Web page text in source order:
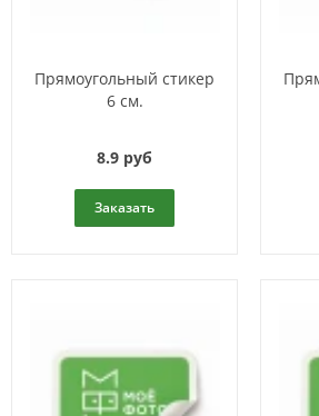
Прямоугольный стикер
6 см.
8.9 руб
Заказать